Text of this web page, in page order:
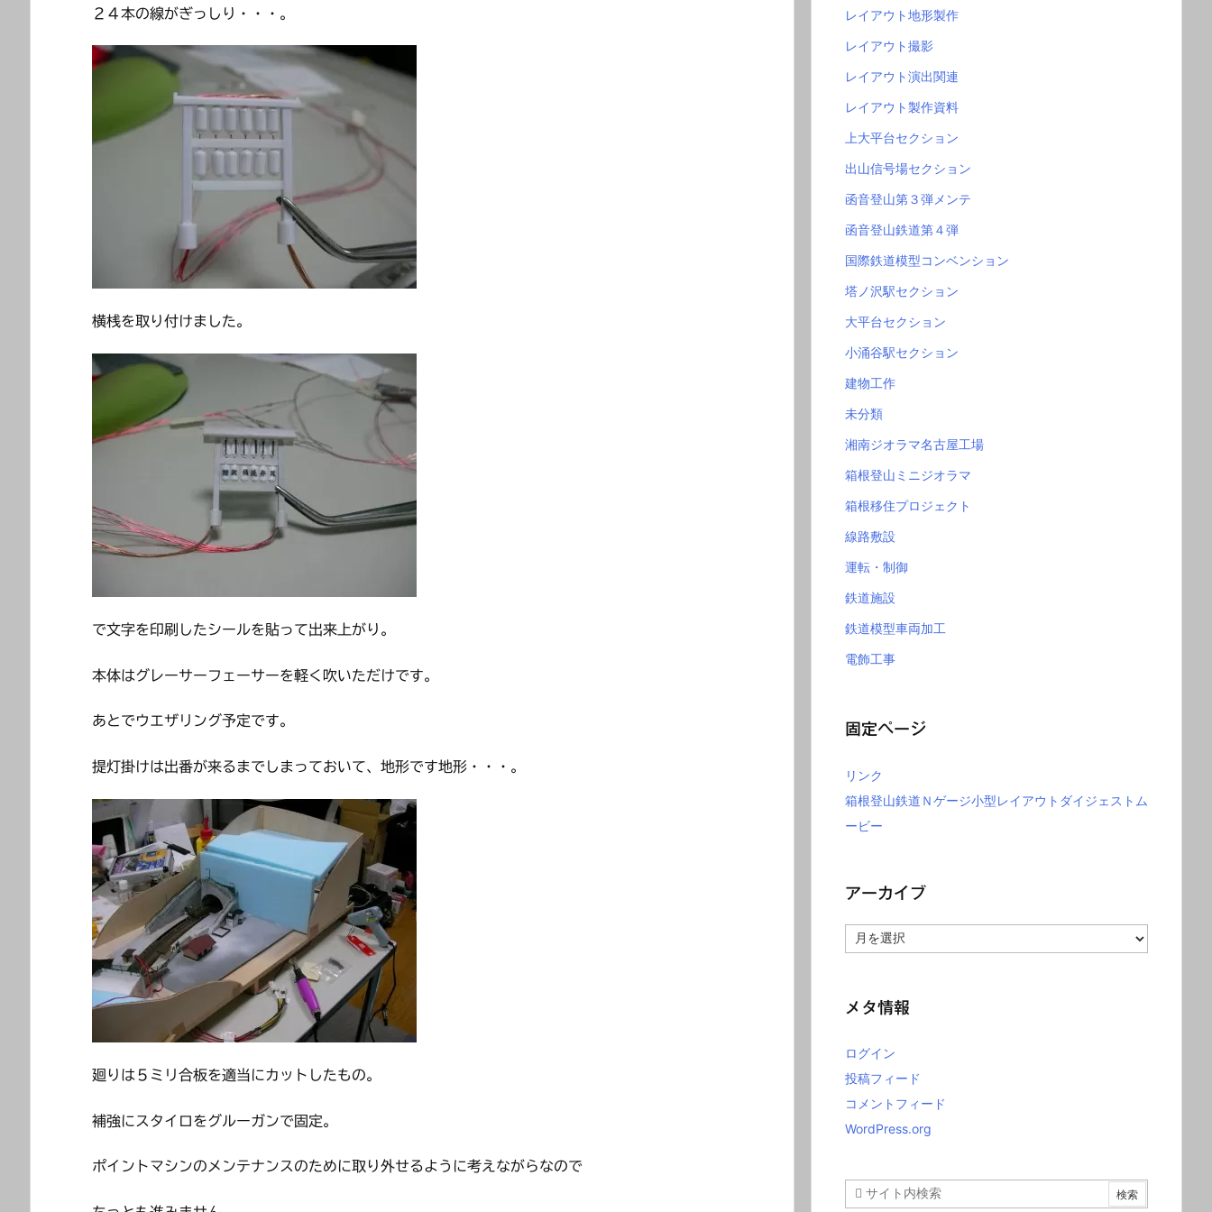
２４本の線がぎっしり・・・。
横桟を取り付けました。
で文字を印刷したシールを貼って出来上がり。
本体はグレーサーフェーサーを軽く吹いただけです。
あとでウエザリング予定です。
提灯掛けは出番が来るまでしまっておいて、地形です地形・・・。
廻りは５ミリ合板を適当にカットしたもの。
補強にスタイロをグルーガンで固定。
ポイントマシンのメンテナンスのために取り外せるように考えながらなので
レイアウト地形製作
レイアウト撮影
レイアウト演出関連
レイアウト製作資料
上大平台セクション
出山信号場セクション
函音登山第３弾メンテ
函音登山鉄道第４弾
国際鉄道模型コンベンション
塔ノ沢駅セクション
大平台セクション
小涌谷駅セクション
建物工作
未分類
湘南ジオラマ名古屋工場
箱根登山ミニジオラマ
箱根移住プロジェクト
線路敷設
運転・制御
鉄道施設
鉄道模型車両加工
電飾工事
固定ページ
リンク
箱根登山鉄道Ｎゲージ小型レイアウトダイジェストム
ービー
アーカイブ
ー
ブ
メタ情報
ログイン
投稿フィード
コメントフィード
WordPress.org